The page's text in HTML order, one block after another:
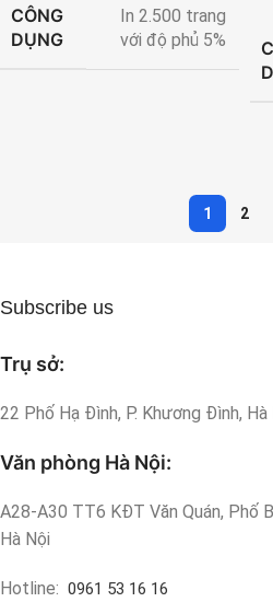
CÔNG
DỤNG
In 2.500 trang
với độ phủ 5%
1 2
Subscribe us
Trụ sở:
22 Phố Hạ Đình, P. Khương Đình, Hà
Văn phòng Hà Nội:
A28-A30 TT6 KĐT Văn Quán, Phố
Hà Nội
Hotline: 0961 53 16 16